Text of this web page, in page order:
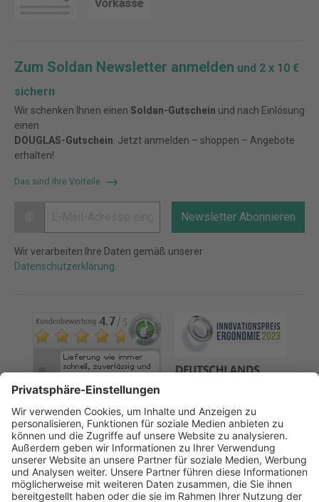
Zum Soldan Newsletter anmelden und 2 x 10 €
sichern
Wir schenken Ihnen einen Soldan-Gutschein und nach Einlösung
einen
DOUGLAS-Gutschein . Jetzt anmelden – shoppen – Angebote
erhalten!
Das sind Ihre Vorteile
Newsletter Abonnieren
Wir verarbeiten Ihre Daten gemäß unserer
Datenschutzerklärung